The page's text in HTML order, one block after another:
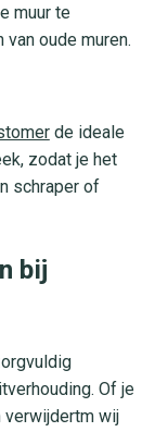
muur te
oude muren.
de ideale
zodat je het
schraper of
bij
Of je
verwijdertm wij